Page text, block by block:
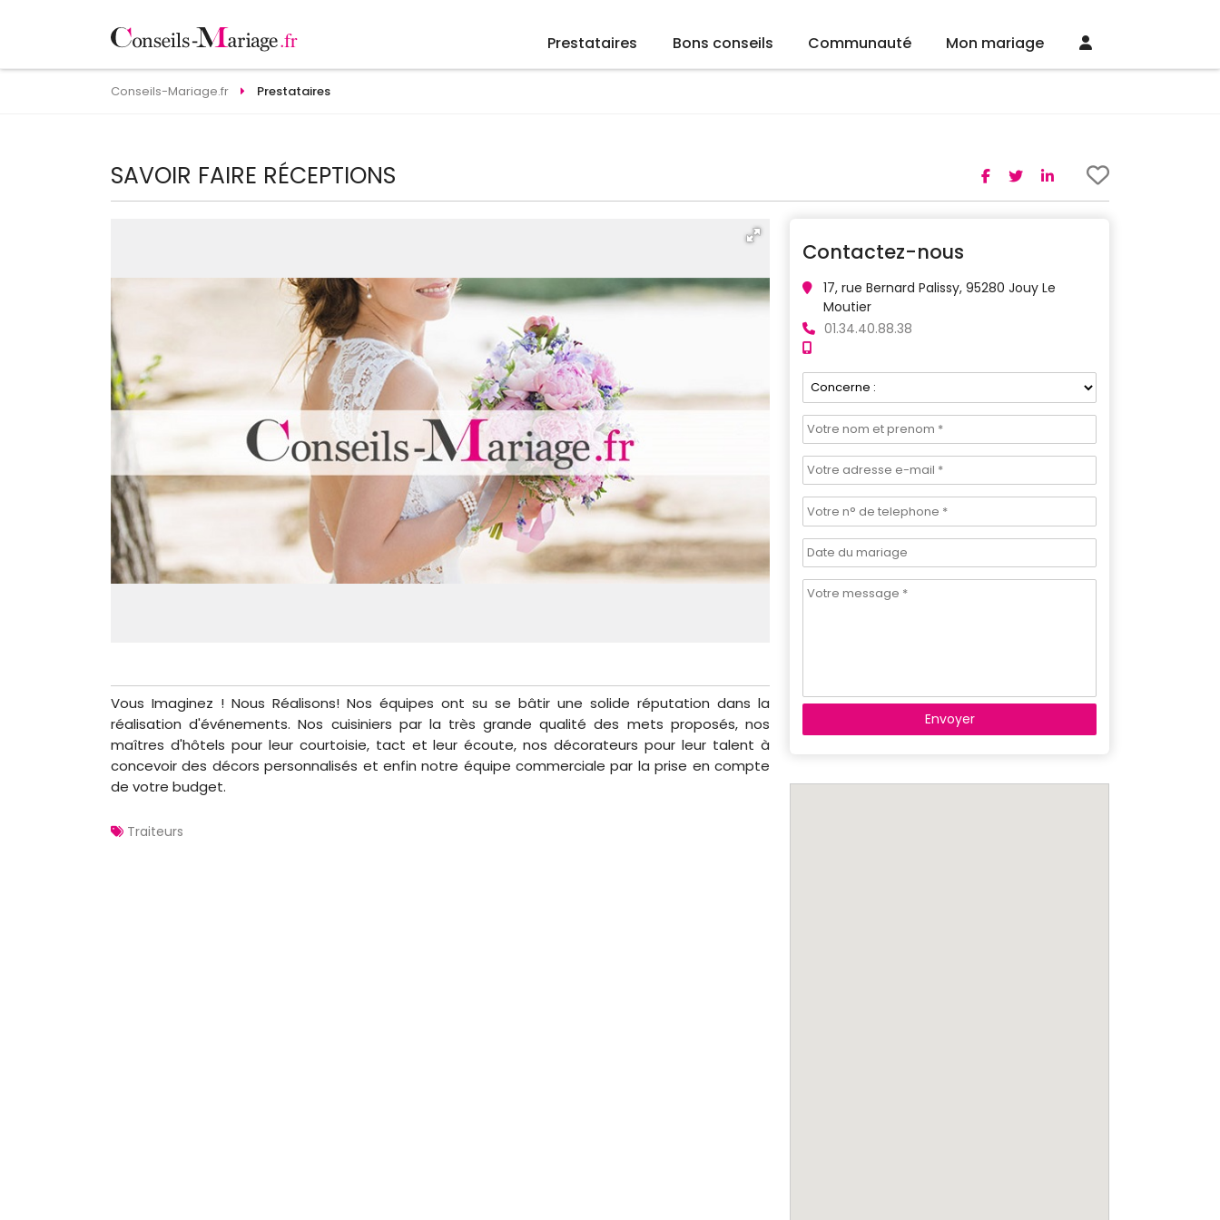
Prestataires Bons conseils Communauté Mon mariage
Conseils-Mariage.fr Prestataires
SAVOIR FAIRE RÉCEPTIONS
Vous Imaginez ! Nous Réalisons! Nos équipes ont su se bâtir une solide réputation dans la
réalisation d'événements. Nos cuisiniers par la très grande qualité des mets proposés, nos
maîtres d'hôtels pour leur courtoisie, tact et leur écoute, nos décorateurs pour leur talent à
concevoir des décors personnalisés et enfin notre équipe commerciale par la prise en compte
de votre budget.
Traiteurs
Contactez-nous
17, rue Bernard Palissy, 95280 Jouy Le
Moutier
01.34.40.88.38
Envoyer